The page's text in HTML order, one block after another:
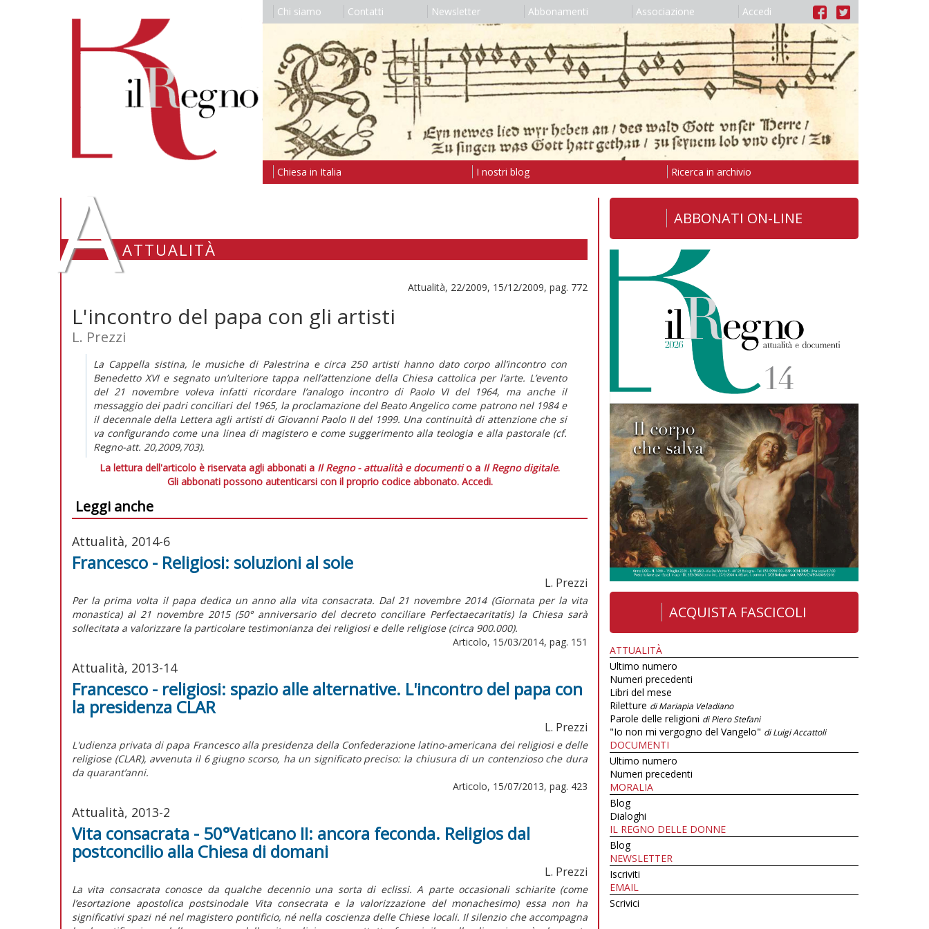
Chi siamo Contatti Newsletter Abbonamenti Associazione Accedi
Chiesa in Italia I nostri blog Ricerca in archivio
AATTUALITÀ
Attualità, 22/2009, 15/12/2009, pag. 772
L'incontro del papa con gli artisti
L. Prezzi
La Cappella sistina, le musiche di Palestrina e circa 250 artisti hanno dato corpo all’incontro con
Benedetto XVI e segnato un’ulteriore tappa nell’attenzione della Chiesa cattolica per l’arte. L’evento
del 21 novembre voleva infatti ricordare l’analogo incontro di Paolo VI del 1964, ma anche il
messaggio dei padri conciliari del 1965, la proclamazione del Beato Angelico come patrono nel 1984 e
il decennale della Lettera agli artisti di Giovanni Paolo II del 1999. Una continuità di attenzione che si
va configurando come una linea di magistero e come suggerimento alla teologia e alla pastorale (cf.
Regno-att. 20,2009,703).
La lettura dell'articolo è riservata agli abbonati a Il Regno - attualità e documentio a Il Regno digitale.
Gli abbonati possono autenticarsi con il proprio codice abbonato. Accedi.
Leggi anche
Attualità, 2014-6
Francesco - Religiosi: soluzioni al sole
L. Prezzi
Per la prima volta il papa dedica un anno alla vita consacrata. Dal 21 novembre 2014 (Giornata per la vita
monastica) al 21 novembre 2015 (50° anniversario del decreto conciliare Perfectaecaritatis) la Chiesa sarà
sollecitata a valorizzare la particolare testimonianza dei religiosi e delle religiose (circa 900.000).
Articolo, 15/03/2014, pag. 151
Attualità, 2013-14
Francesco - religiosi: spazio alle alternative. L'incontro del papa con
la presidenza CLAR
L. Prezzi
L'udienza privata di papa Francesco alla presidenza della Confederazione latino-americana dei religiosi e delle
religiose (CLAR), avvenuta il 6 giugno scorso, ha un significato preciso: la chiusura di un contenzioso che dura
da quarant’anni.
Articolo, 15/07/2013, pag. 423
Attualità, 2013-2
Vita consacrata - 50°Vaticano II: ancora feconda. Religios dal
postconcilio alla Chiesa di domani
L. Prezzi
La vita consacrata conosce da qualche decennio una sorta di eclissi. A parte occasionali schiarite (come
l’esortazione apostolica postsinodale Vita consecrata e la valorizzazione del monachesimo) essa non ha
significativi spazi né nel magistero pontificio, né nella coscienza delle Chiese locali. Il silenzio che accompagna
ABBONATI ON-LINE
ACQUISTA FASCICOLI
ATTUALITÀ
Ultimo numero
Numeri precedenti
Libri del mese
Riletture di Mariapia Veladiano
Parole delle religioni di Piero Stefani
"Io non mi vergogno del Vangelo" di Luigi Accattoli
DOCUMENTI
Ultimo numero
Numeri precedenti
MORALIA
Blog
Dialoghi
IL REGNO DELLE DONNE
Blog
NEWSLETTER
Iscriviti
EMAIL
Scrivici